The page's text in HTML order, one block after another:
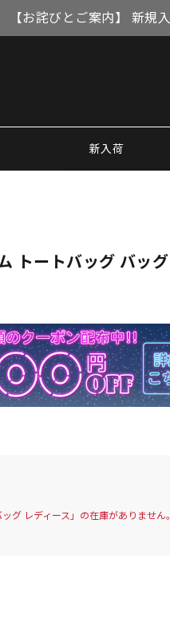
【お詫びとご案内】 新
新入荷
トートバッグ バッ
グ レディース」の在庫がありません